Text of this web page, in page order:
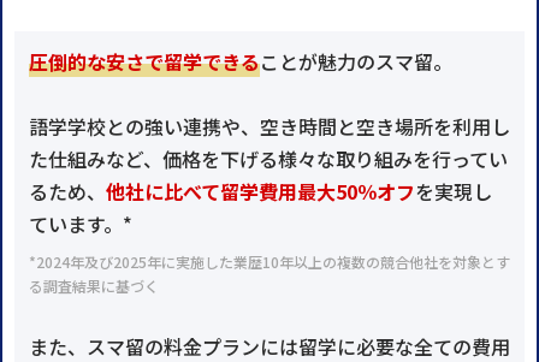
圧倒的な安さで留学できることが魅力のスマ留。
語学学校との強い連携や、空き時間と空き場所を利用し
た仕組みなど、価格を下げる様々な取り組みを行ってい
るため、 他社に比べて留学費用最大50％オフを実現し
ています。*
*2024年及び2025年に実施した業歴10年以上の複数の競合他社を対象とす
る調査結果に基づく
また、スマ留の料金プランには留学に必要な全ての費用